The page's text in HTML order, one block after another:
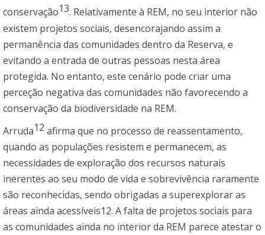
conservação13. Relativamente à REM, no seu interior não
existem projetos sociais, desencorajando assim a
permanência das comunidades dentro da Reserva, e
evitando a entrada de outras pessoas nesta área
protegida. No entanto, este cenário pode criar uma
perceção negativa das comunidades não favorecendo a
conservação da biodiversidade na REM.
Arruda12 afirma que no processo de reassentamento,
quando as populações resistem e permanecem, as
necessidades de exploração dos recursos naturais
inerentes ao seu modo de vida e sobrevivência raramente
são reconhecidas, sendo obrigadas a superexplorar as
áreas ainda acessíveis12. A falta de projetos sociais para
as comunidades ainda no interior da REM parece atestar o